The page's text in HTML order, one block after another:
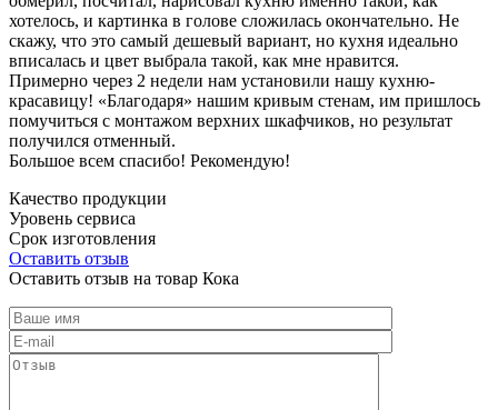
хотелось, и картинка в голове сложилась окончательно. Не
скажу, что это самый дешевый вариант, но кухня идеально
вписалась и цвет выбрала такой, как мне нравится.
Примерно через 2 недели нам установили нашу кухню-
красавицу! «Благодаря» нашим кривым стенам, им пришлось
помучиться с монтажом верхних шкафчиков, но результат
получился отменный.
Большое всем спасибо! Рекомендую!
Качество продукции
Уровень сервиса
Срок изготовления
Оставить отзыв
Оставить отзыв на товар Кока